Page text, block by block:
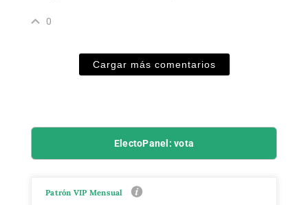
0
Cargar más comentarios
ElectoPanel: vota
Patrón VIP Mensual